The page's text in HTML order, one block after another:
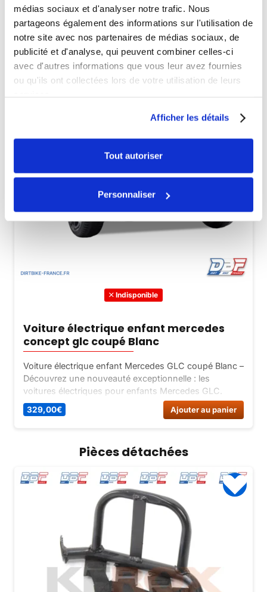
médias sociaux et d'analyser notre trafic. Nous
partageons également des informations sur l'utilisation de
notre site avec nos partenaires de médias sociaux, de
publicité et d'analyse, qui peuvent combiner celles-ci
avec d'autres informations que vous leur avez fournies
ou qu'ils ont collectées lors de votre utilisation de leurs
Afficher les détails
Tout autoriser
Personnaliser
Véhicules complets
Indisponible
Voiture électrique enfant mercedes
concept glc coupé Blanc
Voiture électrique enfant Mercedes GLC coupé Blanc –
Découvrez une nouveauté exceptionnelle : les
voitures électriques pour enfants Mercedes GLC.
Offrant un design viril et féminin, avec deux moteurs
puissants et de nombreux équipements haut de
329,00€ Ajouter au panier
Pièces détachées